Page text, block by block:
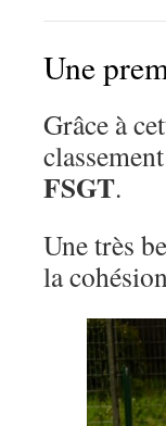
Une
Grâce à
FSGT.
Une très
la